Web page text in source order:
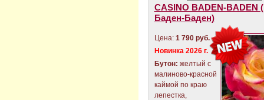
CASINO BADEN-BADEN
Баден-Баден)
Цена: 1 790 руб.
Новинка 2026 г.
Бутон: желтый с
малиново-красной
каймой по краю
лепестка,